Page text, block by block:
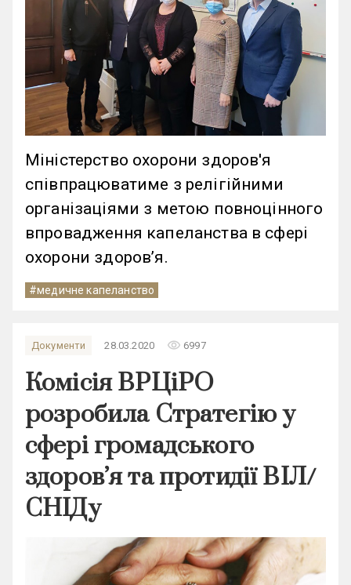
Міністерство охорони здоров'я
співпрацюватиме з релігійними
організаціями з метою повноцінного
впровадження капеланства в сфері
охорони здоров’я.
#медичне капеланство
Документи 28.03.2020 remove_red_eye 6997
Комісія ВРЦіРО
розробила Стратегію у
сфері громадського
здоров’я та протидії ВІЛ/
СНІДу